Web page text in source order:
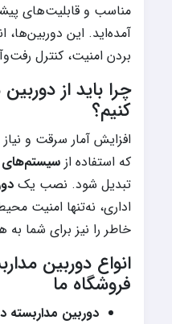
مناسب و قابلیت‌های
آمده‌اید. این دوربین‌ها،
بردن امنیت، کنترل
چرا باید از
کنیم؟
افزایش آمار سرقت و
که استفاده از سیستم‌های
تبدیل شود. نصب یک
اداری، نه‌تنها امنیت
خاطر را نیز برای شما به
انواع دوربین
فروشگاه ما
دوربین